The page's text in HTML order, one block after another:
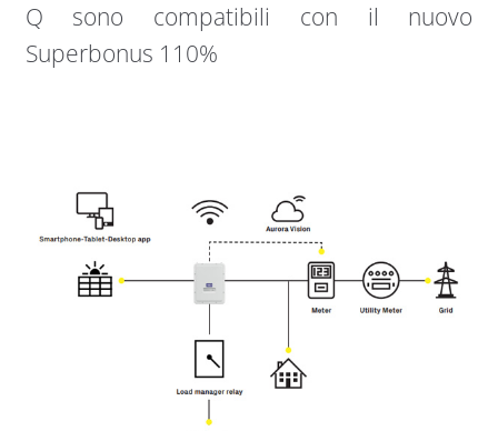
Q sono compatibili con il nuovo
Superbonus 110%